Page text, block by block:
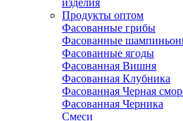
изделия
Продукты оптом
Фасованные грибы
Фасованные
Фасованные ягоды
Фасованная Вишня
Фасованная Клубника
Фасованная Черная
Фасованная Черника
Смеси